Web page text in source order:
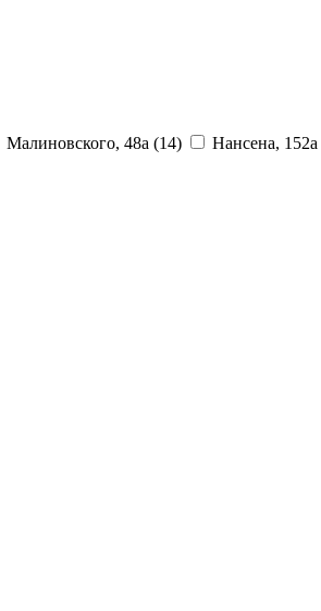
Малиновского, 48а (14) Нансена, 152а